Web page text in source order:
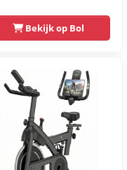
Bluetooth
& Zwift -
Lage Instap,
& Stil
Hometrainers
voor Thuis
Bekijk op Bol